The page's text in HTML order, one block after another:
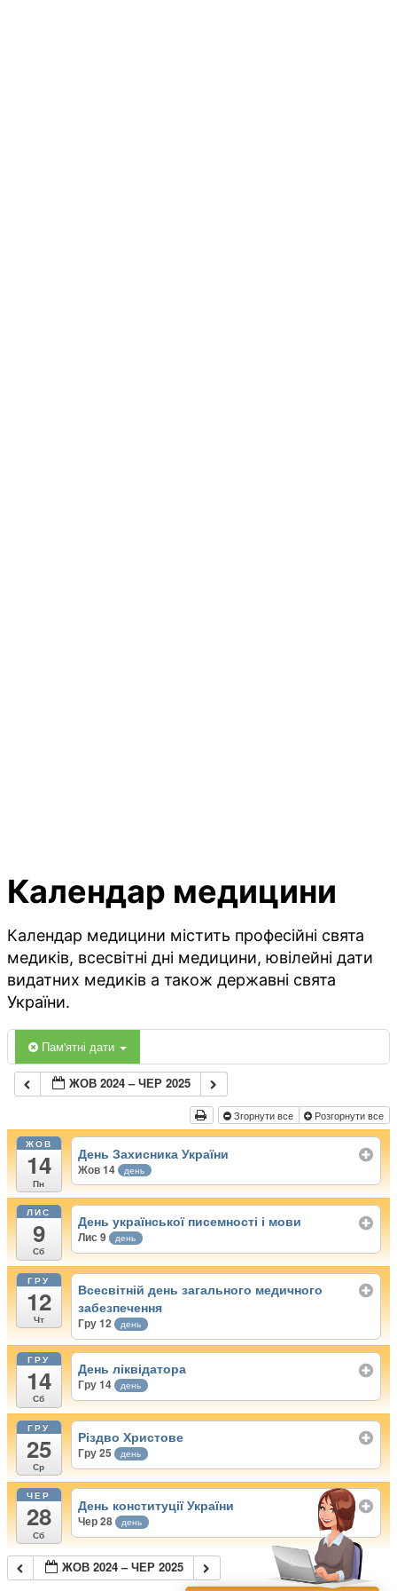
Календар медицини
Календар медицини містить професійні свята
медиків, всесвітні дні медицини, ювілейні дати
видатних медиків а також державні свята
України.
Пам'ятні дати
ЖОВ 2024 – ЧЕР 2025
Згорнути все Розгорнути все
ЖОВ
14
Пн
День Захисника України
Жов 14 день
ЛИС
9
Сб
День української писемності і мови
Лис 9 день
ГРУ
12
Чт
Всесвітній день загального медичного
забезпечення
Гру 12 день
ГРУ
14
Сб
День ліквідатора
Гру 14 день
ГРУ
25
Ср
Різдво Христове
Гру 25 день
ЧЕР
28
Сб
День конституції України
Чер 28 день
ЖОВ 2024 – ЧЕР 2025